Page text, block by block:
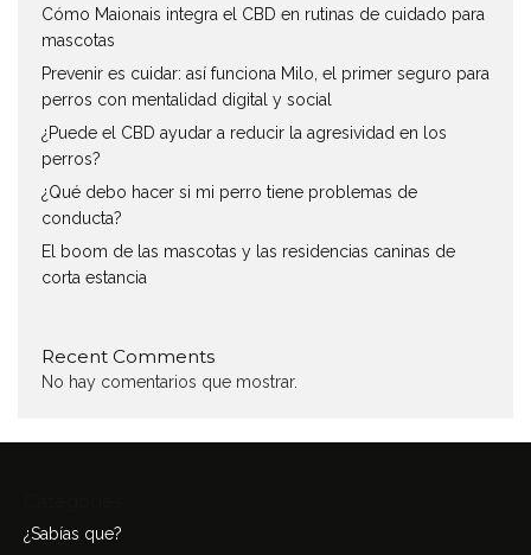
Cómo Maionais integra el CBD en rutinas de cuidado para
mascotas
Prevenir es cuidar: así funciona Milo, el primer seguro para
perros con mentalidad digital y social
¿Puede el CBD ayudar a reducir la agresividad en los
perros?
¿Qué debo hacer si mi perro tiene problemas de
conducta?
El boom de las mascotas y las residencias caninas de
corta estancia
Recent Comments
No hay comentarios que mostrar.
¿Sabías que?